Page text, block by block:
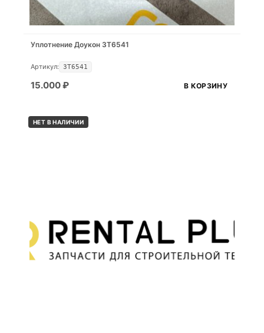
Уплотнение Доукон 3T6541
Артикул: 3T6541
15.000₽ В КОРЗИНУ
НЕТ В НАЛИЧИИ